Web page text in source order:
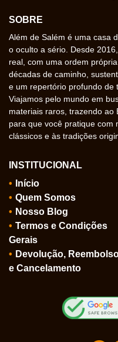
SOBRE
Além de Salém é uma casa
o oculto a sério. Desde
real, com uma ordem
décadas de caminho,
e um repertório profundo de
Viajamos pelo mundo em
materiais raros, trazendo ao
para que você pratique com
clássicos e às tradições
INSTITUCIONAL
Início
Quem Somos
Nosso Blog
Termos e Condições
Gerais
Devolução,
e Cancelamento